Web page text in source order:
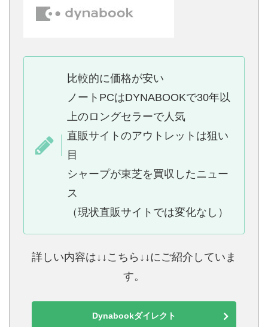
比較的に価格が安い
ノートPCはDYNABOOKで30年以
上のロングセラーで人気
直販サイトのアウトレットは狙い
目
シャープが東芝を買収したニュー
ス
（現状直販サイトでは変化なし）
詳しい内容は↓↓こちら↓↓にご紹介していま
す。
Dynabookダイレクト